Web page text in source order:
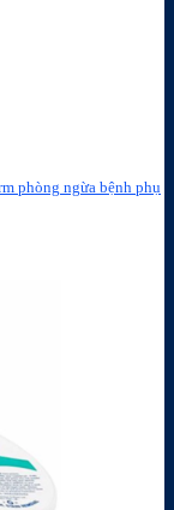
phòng ngừa bệnh phụ